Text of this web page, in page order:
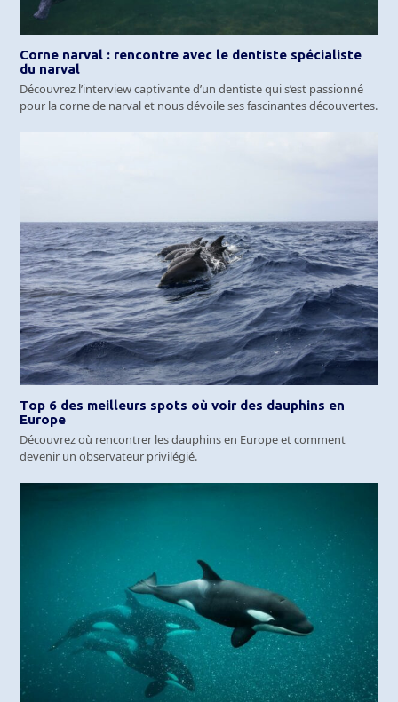
Corne narval : rencontre avec le dentiste spécialiste
du narval
Découvrez l’interview captivante d’un dentiste qui s’est passionné
pour la corne de narval et nous dévoile ses fascinantes découvertes.
Top 6 des meilleurs spots où voir des dauphins en
Europe
Découvrez où rencontrer les dauphins en Europe et comment
devenir un observateur privilégié.